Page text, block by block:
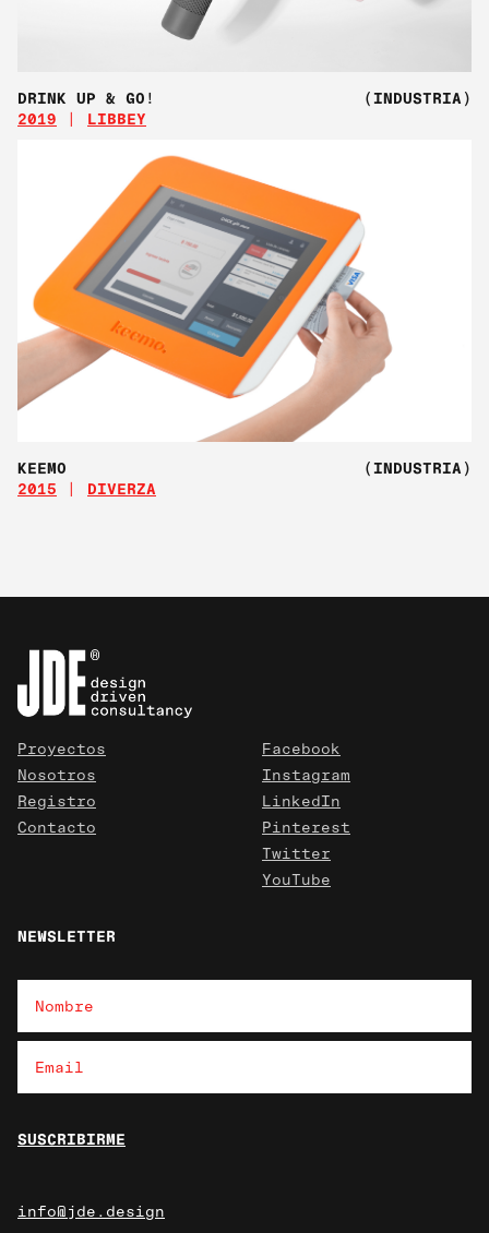
DRINK UP & GO!
(INDUSTRIA)
2019
LIBBEY
KEEMO
(INDUSTRIA)
2015
DIVERZA
Proyectos
Nosotros
Registro
Contacto
Facebook
Instagram
LinkedIn
Pinterest
Twitter
YouTube
NEWSLETTER
info@jde.design